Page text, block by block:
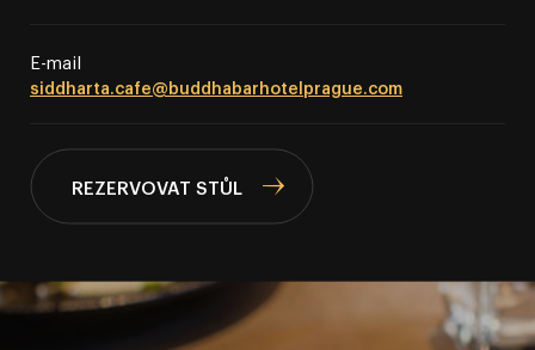
E⁠⁠⁠⁠⁠⁠⁠⁠⁠⁠⁠⁠⁠⁠⁠⁠⁠⁠-⁠⁠⁠⁠⁠⁠⁠⁠⁠⁠⁠⁠⁠⁠⁠⁠⁠⁠mail
siddharta.cafe@buddhabarhotelprague.com
REZERVOVAT STŮL